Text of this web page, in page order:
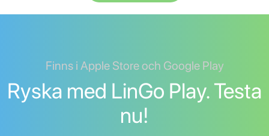
Finns i Apple Store och Google Play
Ryska med LinGo Play. Testa
nu!